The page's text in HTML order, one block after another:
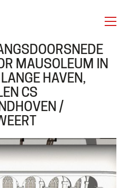
MAUSOLEUM IN
HAVEN,
CS
/